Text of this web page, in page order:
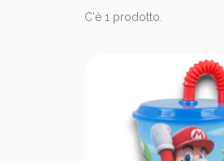
C'è 1 prodotto.